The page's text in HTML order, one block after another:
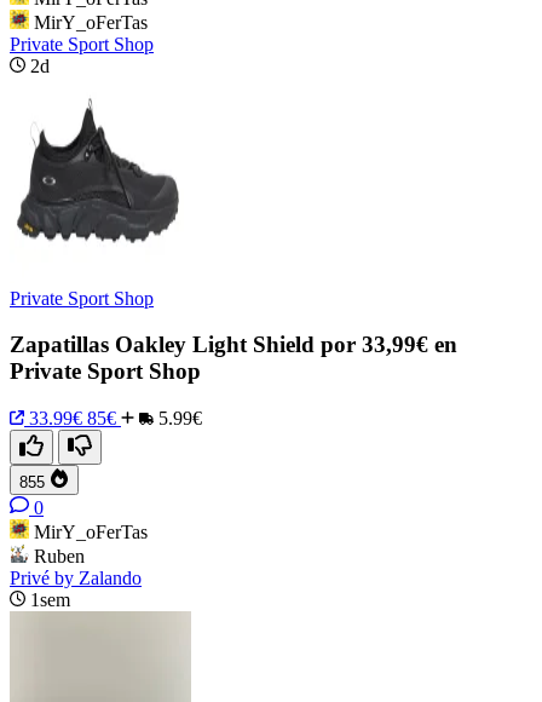
MirY_oFerTas
Private Sport Shop
2d
Private Sport Shop
Zapatillas Oakley Light Shield por 33,99€ en
Private Sport Shop
33.99€ 85€ 5.99€
855
0
MirY_oFerTas
Ruben
Privé by Zalando
1sem